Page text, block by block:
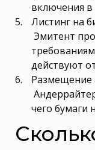
включения в
Листинг на
Эмитент
действуют
Размещение
чего бумаги